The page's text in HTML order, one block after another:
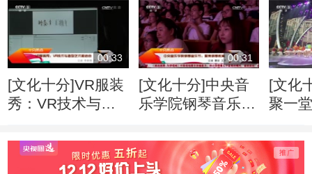
00:33
[文化十分]VR服装
秀：VR技术与造
00:31
[文化十分]中央音
乐学院钢琴音乐
[文化
聚一